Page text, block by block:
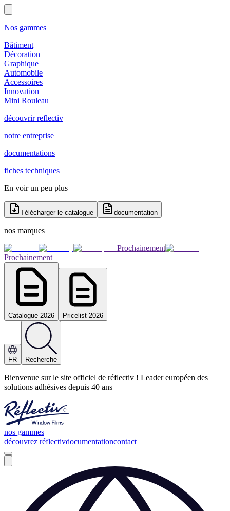
Nos gammes
Bâtiment
Décoration
Graphique
Automobile
Accessoires
Innovation
Mini Rouleau
découvrir reflectiv
notre entreprise
documentations
fiches techniques
En voir un peu plus
Télécharger le catalogue documentation
nos marques
Prochainement
Prochainement
Catalogue 2026 Pricelist 2026
FR Recherche
Bienvenue sur le site officiel de réflectiv ! Leader européen des
solutions adhésives depuis 40 ans
nos gammes
découvrez réflectivdocumentationcontact